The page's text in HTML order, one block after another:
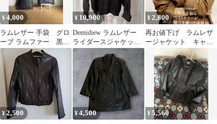
¥4,000
ラムレザー 手袋 グロ
ーブ ラムファー 黒
ブラック
¥ 10,900
Demidiew ラムレザー
ライダースジャケット
L
¥2,800
再お値下げ ラムレザ
ージャケット キャメ
ルブラウン ハンドス
テッチ風
¥2,500 ¥4,500 ¥5,560